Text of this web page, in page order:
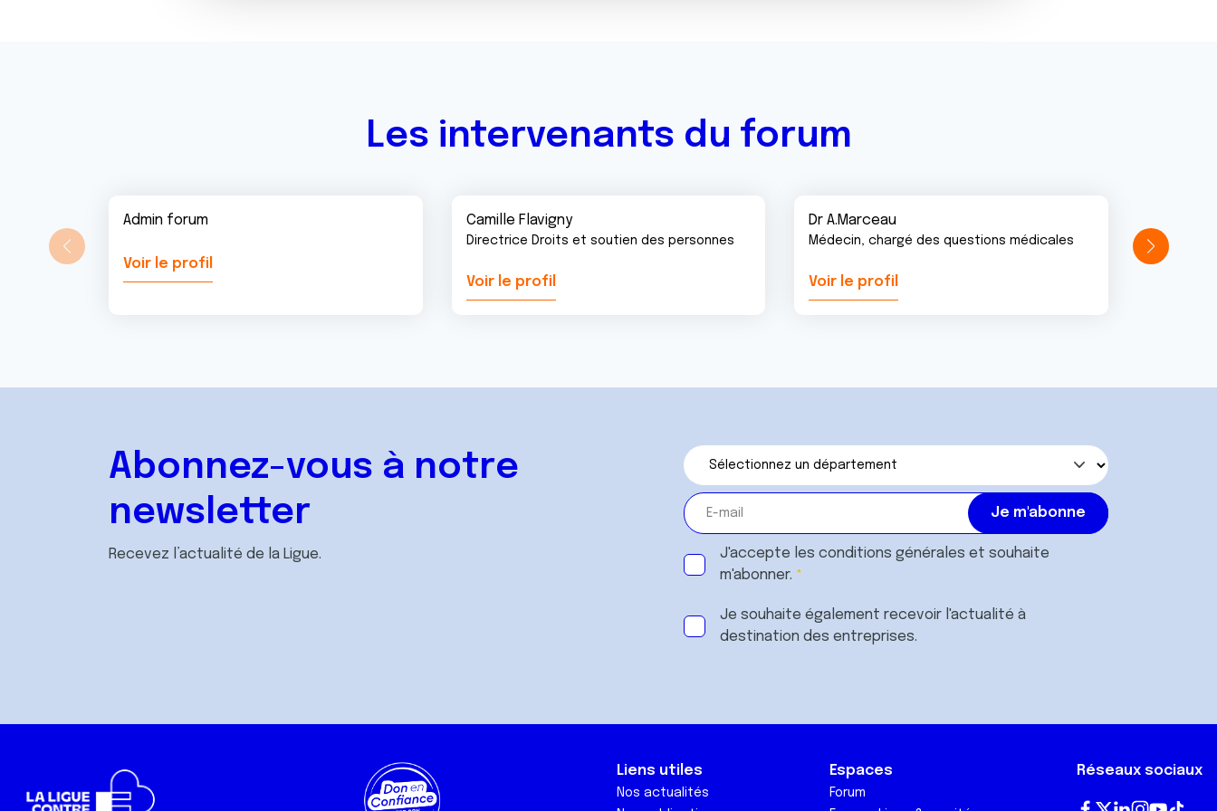
n
Les intervenants du forum
Admin forum
Voir le profil
Camille Flavigny
Directrice Droits et soutien des personnes
Voir le profil
Dr A.Marceau
Médecin, chargé des questions médicales
Voir le profil
Abonnez-vous à notre
newsletter
Recevez l’actualité de la Ligue. J'accepte les conditions générales et souhaite
m'abonner.
Je souhaite également recevoir l'actualité à
destination des entreprises.
Liens utiles
Nos actualités
Espaces
Forum
Réseaux sociaux